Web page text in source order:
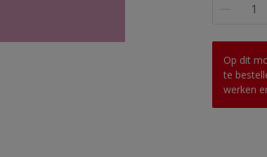
Op dit
te
werken